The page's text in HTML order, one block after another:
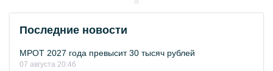
Последние новости
МРОТ 2027 года превысит 30 тысяч рублей
07 августа 20:46